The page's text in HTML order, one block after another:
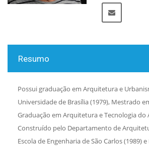
Resumo
Possui graduação em Arquitetura e
Universidade de Brasília (1979), Mestrado
Graduação em Arquitetura e Tecnologia do
Construído pelo Departamento de
Escola de Engenharia de São Carlos (1989)